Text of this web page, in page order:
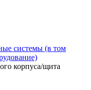
системы (в том
корпуса/щита